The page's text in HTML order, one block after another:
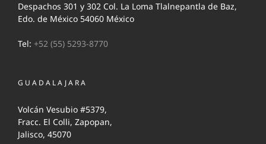
Despachos 301 y 302 Col. La Loma Tlalnepantla de Baz,
Edo. de México 54060 México
Tel: +52 (55) 5293-8770
GUADALAJARA
Volcán Vesubio #5379,
Fracc. El Colli, Zapopan,
Jalisco, 45070